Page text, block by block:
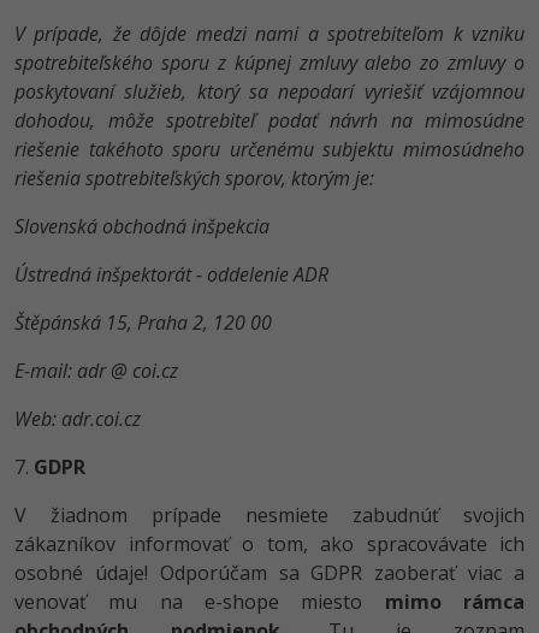
V prípade, že dôjde medzi nami a spotrebiteľom k vzniku
spotrebiteľského sporu z kúpnej zmluvy alebo zo zmluvy o
poskytovaní služieb, ktorý sa nepodarí vyriešiť vzájomnou
dohodou, môže spotrebiteľ podať návrh na mimosúdne
riešenie takéhoto sporu určenému subjektu mimosúdneho
riešenia spotrebiteľských sporov, ktorým je:
Slovenská obchodná inšpekcia
Ústredná inšpektorát - oddelenie ADR
Štěpánská 15, Praha 2, 120 00
E-mail: adr @ coi.cz
Web: adr.coi.cz
7. GDPR
V žiadnom prípade nesmiete zabudnúť svojich
zákazníkov informovať o tom, ako spracovávate ich
osobné údaje! Odporúčam sa GDPR zaoberať viac a
venovať mu na e-shope miesto mimo rámca